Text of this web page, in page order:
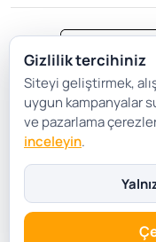
Satış
Gizlilik
Gizlilik tercihiniz
Siteyi geliştirmek,
uygun kampanyalar
ve pazarlama
inceleyin.